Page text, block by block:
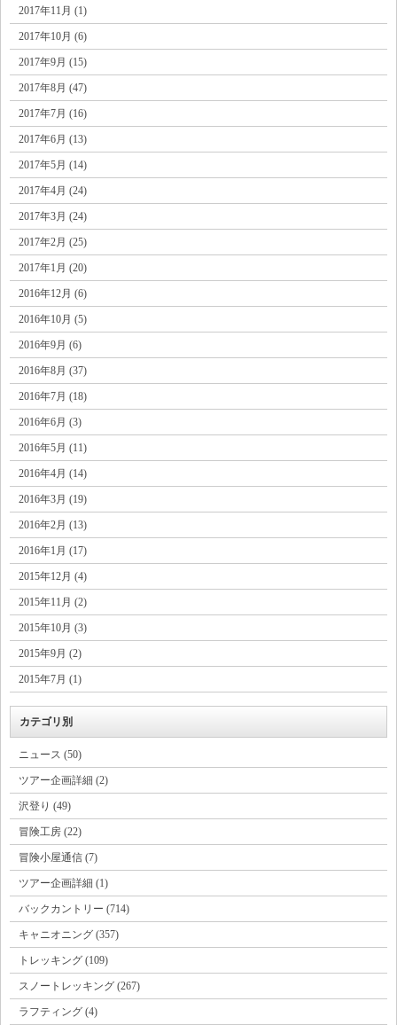
2017年11月 (1)
2017年10月 (6)
2017年9月 (15)
2017年8月 (47)
2017年7月 (16)
2017年6月 (13)
2017年5月 (14)
2017年4月 (24)
2017年3月 (24)
2017年2月 (25)
2017年1月 (20)
2016年12月 (6)
2016年10月 (5)
2016年9月 (6)
2016年8月 (37)
2016年7月 (18)
2016年6月 (3)
2016年5月 (11)
2016年4月 (14)
2016年3月 (19)
2016年2月 (13)
2016年1月 (17)
2015年12月 (4)
2015年11月 (2)
2015年10月 (3)
2015年9月 (2)
2015年7月 (1)
カテゴリ別
ニュース (50)
ツアー企画詳細 (2)
沢登り (49)
冒険工房 (22)
冒険小屋通信 (7)
ツアー企画詳細 (1)
バックカントリー (714)
キャニオニング (357)
トレッキング (109)
スノートレッキング (267)
ラフティング (4)